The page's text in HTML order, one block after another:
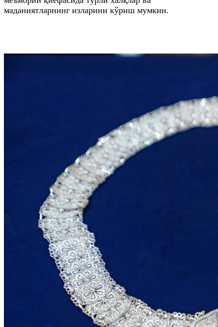
маданиятларнинг изларини кўриш мумкин.